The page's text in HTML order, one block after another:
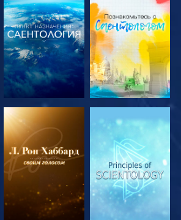
СМОТРЕТЬ
ПЕРЕДАЧИ
СМОТРЕТЬ
ПЕРЕДАЧИ